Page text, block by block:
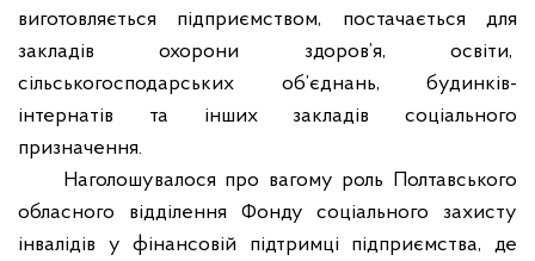
виготовляється підприємством, постачається для
закладів охорони здоров’я, освіти,
сільськогосподарських об’єднань, будинків-
інтернатів та інших закладів соціального
призначення.
Наголошувалося про вагому роль Полтавського
обласного відділення Фонду соціального захисту
інвалідів у фінансовій підтримці підприємства, де